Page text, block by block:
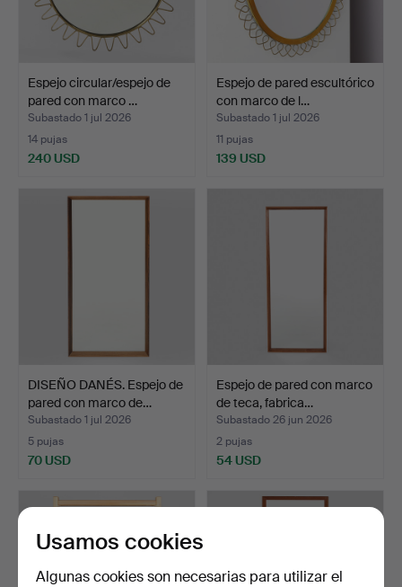
Espejo circular/espejo de
pared con marco …
Subastado 1 jul 2026
14 pujas
240 USD
Espejo de pared escultórico
con marco de l…
Subastado 1 jul 2026
11 pujas
139 USD
DISEÑO DANÉS. Espejo de
pared con marco de…
Subastado 1 jul 2026
5 pujas
70 USD
Espejo de pared con marco
de teca, fabrica…
Subastado 26 jun 2026
2 pujas
54 USD
Usamos cookies
Algunas cookies son necesarias para utilizar el